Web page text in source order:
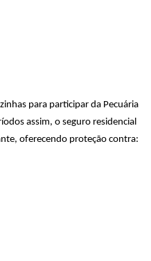
para participar da Pecuária
assim, o seguro residencial
oferecendo proteção contra: